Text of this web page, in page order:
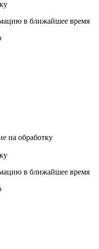
в ближайшее время
на обработку
в ближайшее время